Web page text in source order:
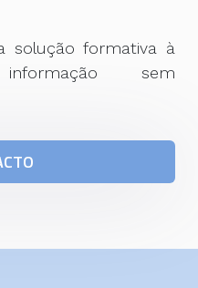
solução formativa à
sem